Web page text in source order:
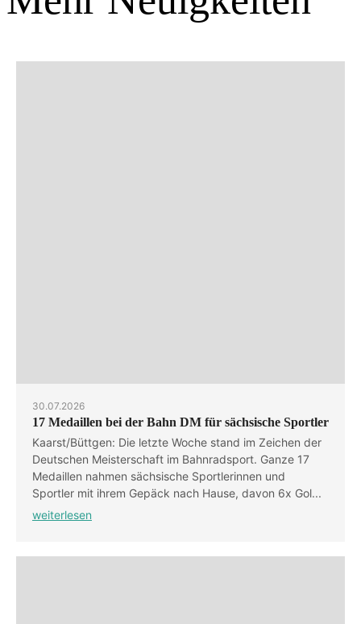
30.07.2026
17 Medaillen bei der Bahn DM für sächsische Sportler
Kaarst/Büttgen: Die letzte Woche stand im Zeichen der
Deutschen Meisterschaft im Bahnradsport. Ganze 17
Medaillen nahmen sächsische Sportlerinnen und
Sportler mit ihrem Gepäck nach Hause, davon 6x Gol...
weiterlesen